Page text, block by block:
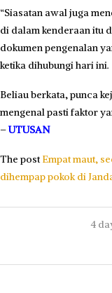
“Siasatan awal juga
di dalam kenderaan itu
dokumen pengenalan
ketika dihubungi hari ini.
Beliau berkata, punca
mengenal pasti faktor
–UTUSAN
The postEmpat maut,
dihempap pokok di
4